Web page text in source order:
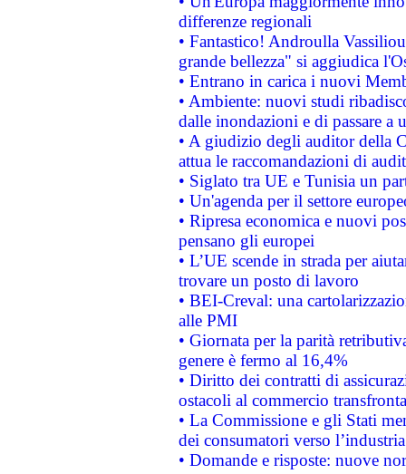
differenze regionali
• Fantastico! Androulla
grande bellezza" si aggiudica
• Entrano in carica i nuovi
• Ambiente: nuovi studi
dalle inondazioni e di passare a
• A giudizio degli auditor della
attua le raccomandazioni di
• Siglato tra UE e Tunisia un
• Un'agenda per il settore
• Ripresa economica e nuovi
pensano gli europei
• L’UE scende in strada per
trovare un posto di lavoro
• BEI-Creval: una
alle PMI
• Giornata per la parità
genere è fermo al 16,4%
• Diritto dei contratti di
ostacoli al commercio
• La Commissione e gli Stati
dei consumatori verso
• Domande e risposte: nuove